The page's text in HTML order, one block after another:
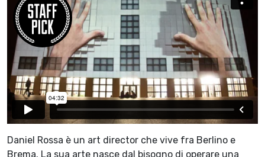
Daniel Rossa è un art director che vive fra Berlino e
Brema. La sua arte nasce dal bisogno di operare una